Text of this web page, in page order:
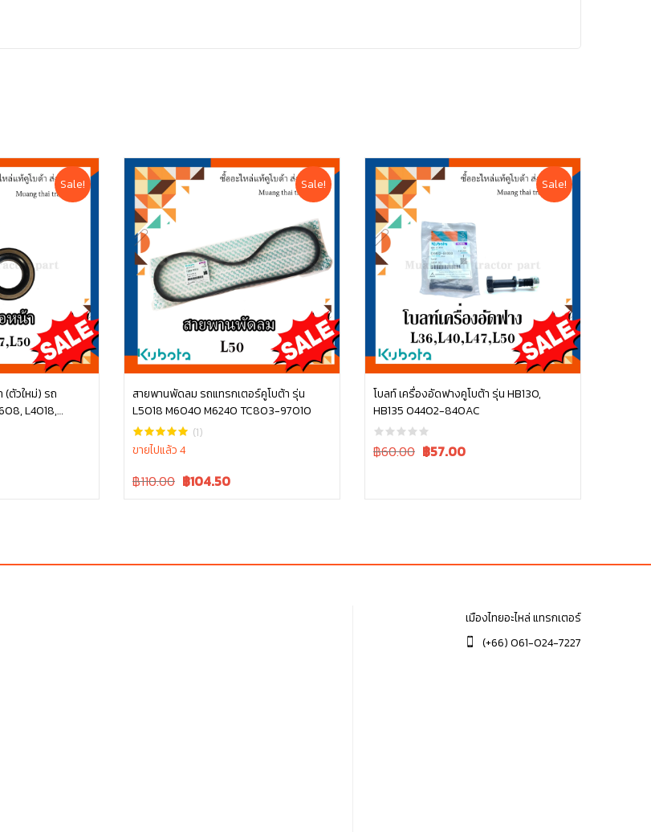
Sale!
ตัวใหม่) รถ
L4018,
13370 ซีล
ร้า
Sale!
สายพานพัดลม รถแทรกเตอร์คูโบต้า รุ่น
L5018 M6040 M6240 TC803-97010
(1)
ขายไปแล้ว 4
Original
฿110.00 Current
฿104.50
หยิบใส่ตะกร้า
Sale!
โบลท์ เครื่องอัดฟางคูโบต้า รุ่น HB130,
HB135 04402-840AC
Original
฿60.00 Current
฿57.00
หยิบใส่ตะกร้า
เมืองไทยอะไหล่ แทรกเตอร์
(+66) 061-024-7227